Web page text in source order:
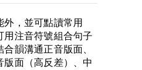
，並可點讀常用
用注音符號組合句子
韻溝通正音版面、
版面（高反差）、中